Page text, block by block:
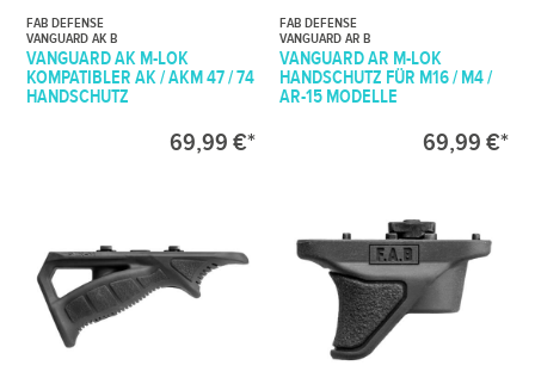
FAB DEFENSE
VANGUARD AK B
VANGUARD AK M-LOK
KOMPATIBLER AK / AKM 47 / 74
HANDSCHUTZ
69,99 €*
FAB DEFENSE
VANGUARD AR B
VANGUARD AR M-LOK
HANDSCHUTZ FÜR M16 / M4 /
AR-15 MODELLE
69,99 €*